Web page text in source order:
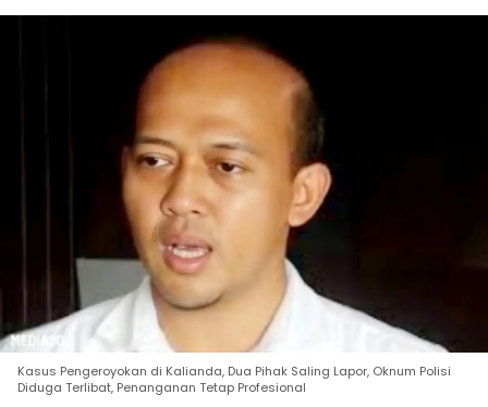
Kasus Pengeroyokan di Kalianda, Dua Pihak Saling Lapor, Oknum Polisi
Diduga Terlibat, Penanganan Tetap Profesional